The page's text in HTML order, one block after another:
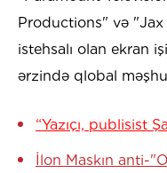
Productions" və
istehsalı olan ekran
ərzində qlobal
“Yazıçı, publisist
İlon Maskın anti-